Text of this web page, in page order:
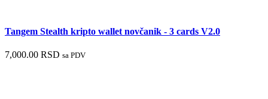
Tangem Stealth kripto wallet novčanik - 3 cards V2.0
7,000.00 RSD sa PDV